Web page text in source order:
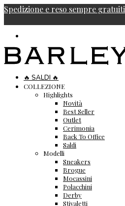
Spedizione e reso sempre gratuiti
🔥 SALDI 🔥
COLLEZIONE
Highlights
Novità
Best Seller
Outlet
Cerimonia
Back To Office
Saldi
Modelli
Sneakers
Brogue
Mocassini
Polacchini
Derby
Stivaletti